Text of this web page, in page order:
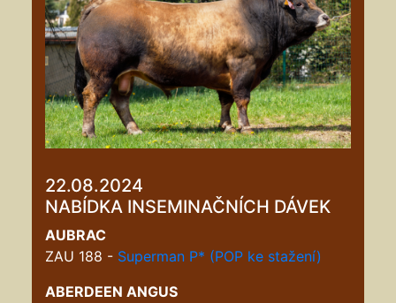
22.08.2024
NABÍDKA INSEMINAČNÍCH DÁVEK
AUBRAC
ZAU 188 - Superman P* (POP ke stažení)
ABERDEEN ANGUS